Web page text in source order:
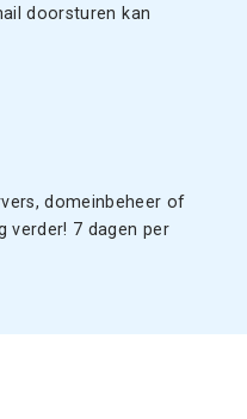
doorsturen kan
domeinbeheer of
verder! 7 dagen per